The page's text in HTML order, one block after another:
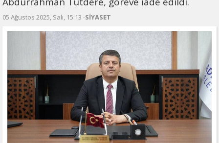
05 Ağustos 2025, Salı, 15:13 -SİYASET